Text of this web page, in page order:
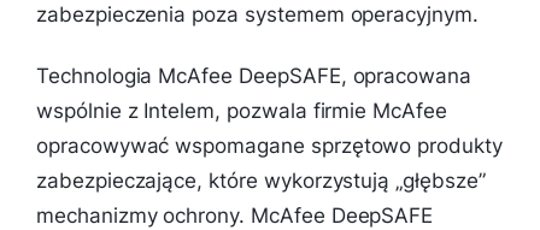
zabezpieczenia poza systemem operacyjnym.
Technologia McAfee DeepSAFE, opracowana
wspólnie z Intelem, pozwala firmie McAfee
opracowywać wspomagane sprzętowo produkty
zabezpieczające, które wykorzystują „głębsze”
mechanizmy ochrony. McAfee DeepSAFE